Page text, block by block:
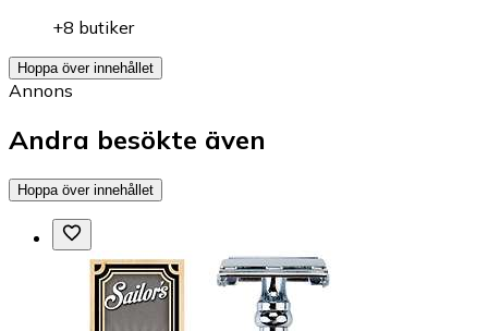
+8 butiker
Hoppa över innehållet
Annons
Andra besökte även
Hoppa över innehållet